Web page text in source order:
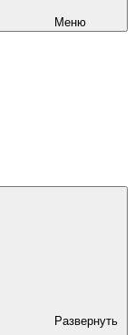
Меню
Развернуть